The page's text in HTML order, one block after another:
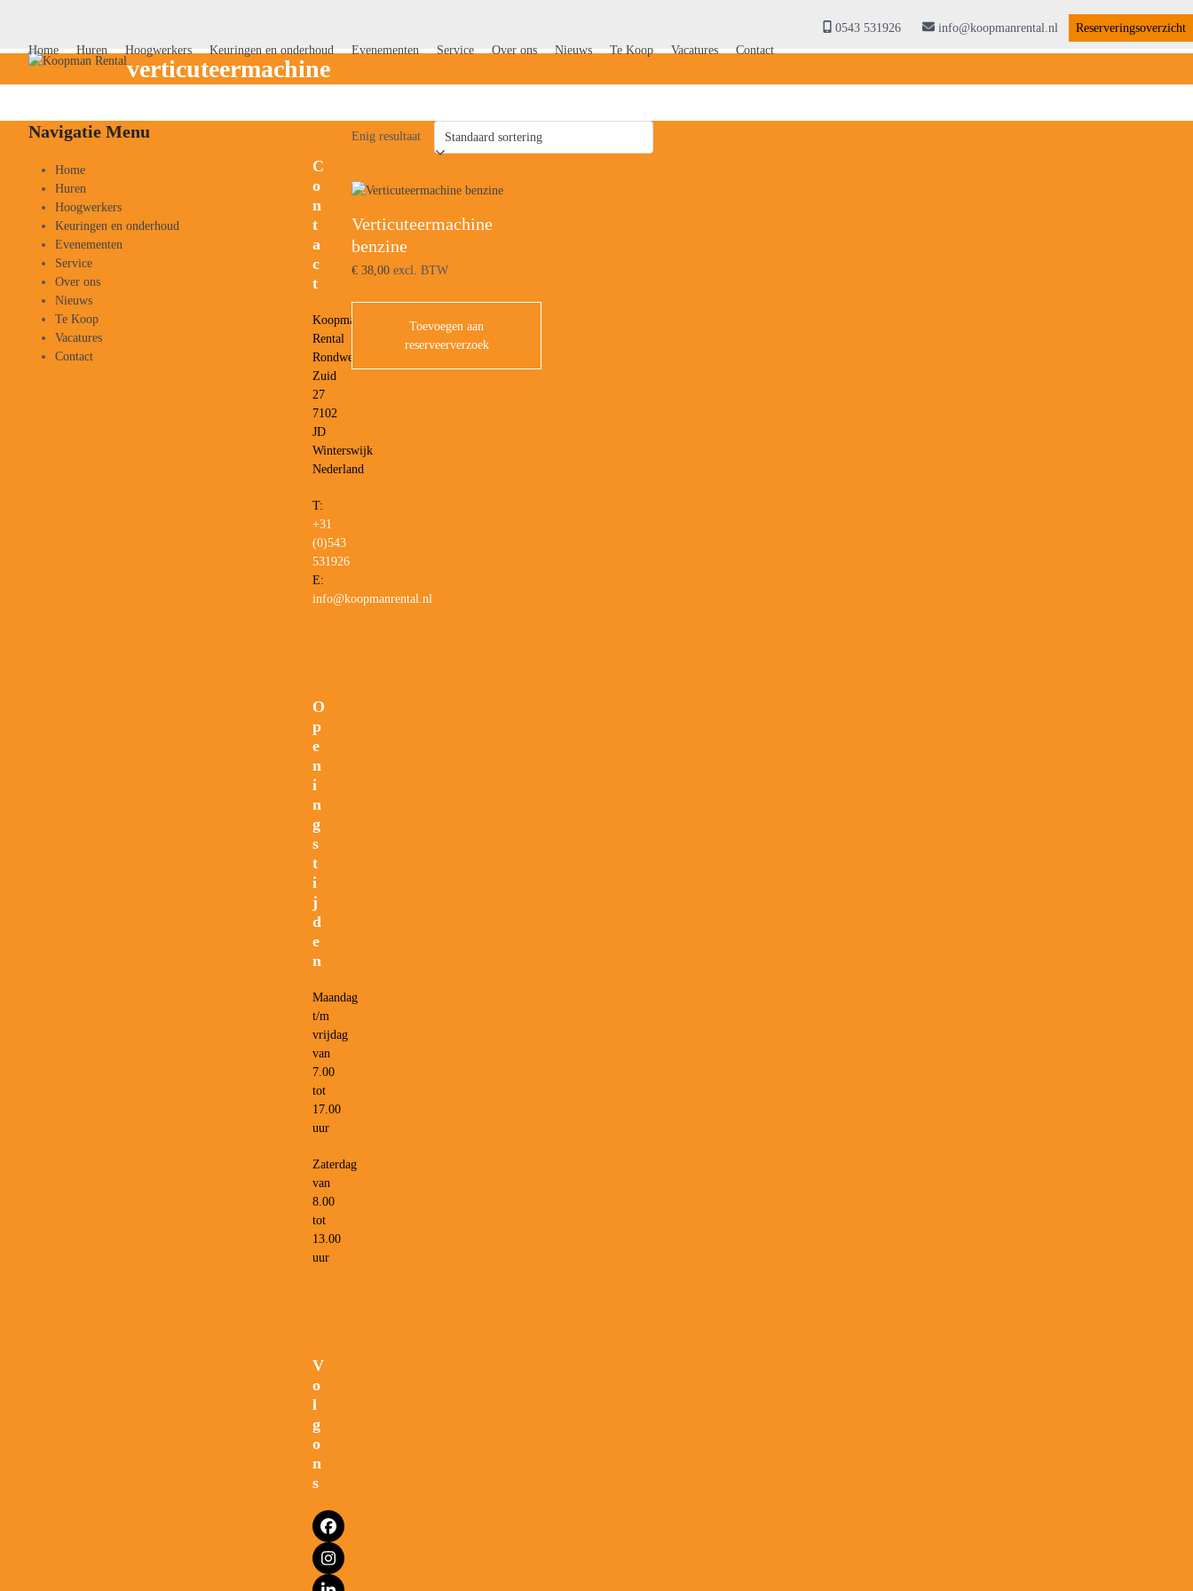
content
0543 531926 info@koopmanrental.nl
Reserveringsoverzicht
Home
Huren Hoogwerkers Keuringen en onderhoud Evenementen Service Over ons Nieuws Te Koop Vacatures Contact
verticuteermachine
Enig resultaat
Verticuteermachine
benzine
€ 38,00 excl. BTW
Toevoegen aan
reserveerverzoek
Navigatie Menu
Home
Huren
Hoogwerkers
Keuringen en onderhoud
Evenementen
Service
Over ons
Nieuws
Te Koop
Vacatures
Contact
C
o
n
t
a
c
t
Koopman
Rental
Rondweg
Zuid
27
7102
JD
Winterswijk
Nederland
T:
+31
(0)543
531926
E:
info@koopmanrental.nl
O
p
e
n
i
n
g
s
t
i
j
d
e
n
Maandag
t/m
vrijdag
van
7.00
tot
17.00
uur
Zaterdag
van
8.00
tot
13.00
uur
V
o
l
g
o
n
s
Facebook
Instagram